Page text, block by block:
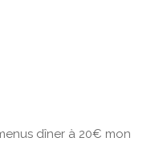
dîner à 20€ mon